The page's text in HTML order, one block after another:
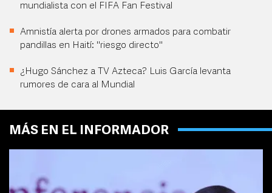
mundialista con el FIFA Fan Festival
Amnistía alerta por drones armados para combatir
pandillas en Haití: "riesgo directo"
¿Hugo Sánchez a TV Azteca? Luis García levanta
rumores de cara al Mundial
MÁS EN EL INFORMADOR